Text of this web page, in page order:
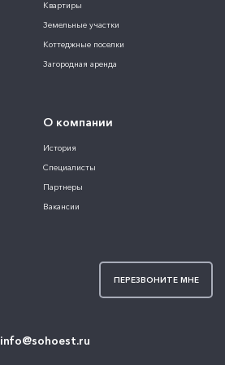
Квартиры
Земельные участки
Коттеджные поселки
Загородная аренда
О компании
История
Специалисты
Партнеры
Вакансии
ПЕРЕЗВОНИТЕ МНЕ
info@sohoest.ru